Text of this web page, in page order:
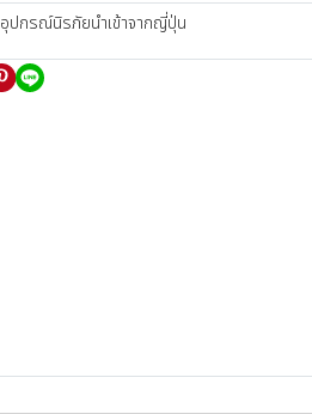
อุปกรณ์นิรภัยนำเข้าจากญี่ปุ่น